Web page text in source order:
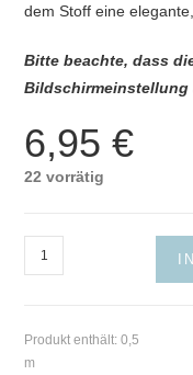
dem Stoff eine
Bitte beachte, dass
6,95€
22 vorrätig
Baumwollstoff
mit
Linienmuster
in
Produkt enthält: 0,5
m